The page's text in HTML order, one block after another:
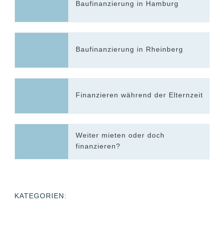
Baufinanzierung in Hamburg
Baufinanzierung in Rheinberg
Finanzieren während der Elternzeit
Weiter mieten oder doch
finanzieren?
KATEGORIEN: